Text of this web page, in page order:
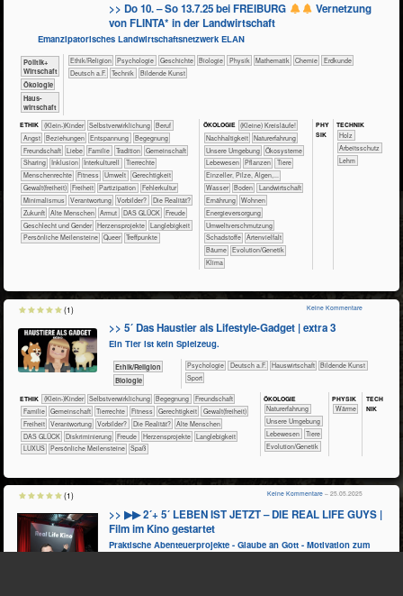
>> Do 10. – So 13.7.25 bei FREIBURG
Vernetzung
von FLINTA* in der Landwirtschaft
Emanzipatorisches Landwirtschaftsnetzwerk ELAN
​​​​​​​​​Politik+​
Wirtschaft
​​​​​​​Ökologie
​Haus­
wirtschaft
​​​​​​​​​​Ethik/​Religion ​​​​​​​​​​Psychologie ​​​​​​​​Geschichte ​​​​​​​Biologie ​​​​​​​Physik ​​​​​​Mathematik ​​​​​Chemie
​​​​​Erdkunde
​​​Deutsch a.F.
​Technik Bildende Kunst
ETHIK (Klein-)Kinder ​​​​​​​​​​​​​​​​​​​​​​​​​​​​​​​​​​​​​​​​Selbst­verwirklichung
​​​​​​​​​​​​​​​Beruf
​​​​​​​​​​​​​Angst
​​​​​​​​​​​​​Beziehungen ​​​​​​​​​​​​​Entspannung
​​​​​​​​​​​​Begegnung
​​​​​​​​​​​​Freundschaft
​​​​​​​​​​​​Liebe ​​​​​​​​​​​Familie ​​​​​​​​​​​Tradition
​​​​​​​​​​Gemeinschaft
​​​​​​​​​​Sharing
​​​​​​​​Inklusion ​​​​​​​​Interkulturell
​​​​​​​​Tierrechte
​​​​​​​Menschenrechte
​​​​​Fitness ​​​​​Umwelt
​​​​Gerechtigkeit
​​​​Gewalt(freiheit)
​​​Freiheit ​​​Partizipation
​​Fehlerkultur
​​Minimalismus
​​Verantwortung ​​Vorbilder?
​Die Realität?
​Zukunft
Alte Menschen Armut DAS GLÜCK
Freude
Geschlecht und Gender
Herzensprojekte
Langlebigkeit
Persönliche Meilensteine
Queer Treffpunkte
ÖKO​LOGIE ​​​​​​​​​​​​​​(Kleine) Kreisläufe!
​​​​​​​​​​​​​​​Nachhaltigkeit
​​​​​​​​​​​​​Naturerfahrung
​​​​​​​​​​​​​Unsere Umgebung
​​​​​​​​​​​Ökosysteme
​​​​​​​​​Lebewesen
​​​​​​​​​Pflanzen
​​​​​​​​Tiere
​​​​​​​Einzeller, Pilze, Algen,...
​​​​​​Wasser
​​​​​Boden
​​​​​Landwirtschaft
​​​​Ernährung
​​​​Wohnen
​​​Energieversorgung
​​Umweltverschmutzung
​Schadstoffe
Artenvielfalt
Bäume
Evolution/Genetik
Klima
PHY​
SIK
TECH​NIK
​​​​​​​​Holz
​​​​​​Arbeitsschutz
Lehm
>> 5´ Das Haustier als Lifestyle-Gadget | extra 3
Ein Tier ist kein Spielzeug.
​​​​​​​​​​Ethik/​Religion
​​​​​​Biologie
​​​​​​​​​​Psychologie ​​​Deutsch a.F. ​Haus­wirtschaft
Bildende Kunst
Sport
ETHIK (Klein-)Kinder ​​​​​​​​​​​​​​​​​​​​​​​​​​​​​​​​​​​​​​​​Selbst­verwirklichung ​​​​​​​​​​​​Begegnung
​​​​​​​​​​​​Freundschaft
​​​​​​​​​​​Familie
​​​​​​​​​​Gemeinschaft ​​​​​​​​Tierrechte ​​​​​Fitness ​​​​Gerechtigkeit
​​​​Gewalt(freiheit)
​​​Freiheit
​​Verantwortung ​​Vorbilder? ​Die Realität?
Alte Menschen
DAS GLÜCK
Diskriminierung Freude Herzensprojekte
Langlebigkeit
LUXUS
Persönliche Meilensteine Spaß
ÖKO​LOGIE
​​​​​​​​​​​​​Naturerfahrung
​​​​​​​​​​​​​Unsere Umgebung
​​​​​​​​​Lebewesen
​​​​​​​​Tiere
Evolution/Genetik
PHY​SIK
​​​​​Wärme
TECH​
NIK
Keine Kommentare
(1)
>> ▶▶ 2´+ 5´ LEBEN IST JETZT – DIE REAL LIFE GUYS |
Film im Kino gestartet
Praktische Abenteuerprojekte - Glaube an Gott - Motivation zum
Leben jenseits von Konsum und Komfortzone
Keine Kommentare – 25.05.2025
(1)